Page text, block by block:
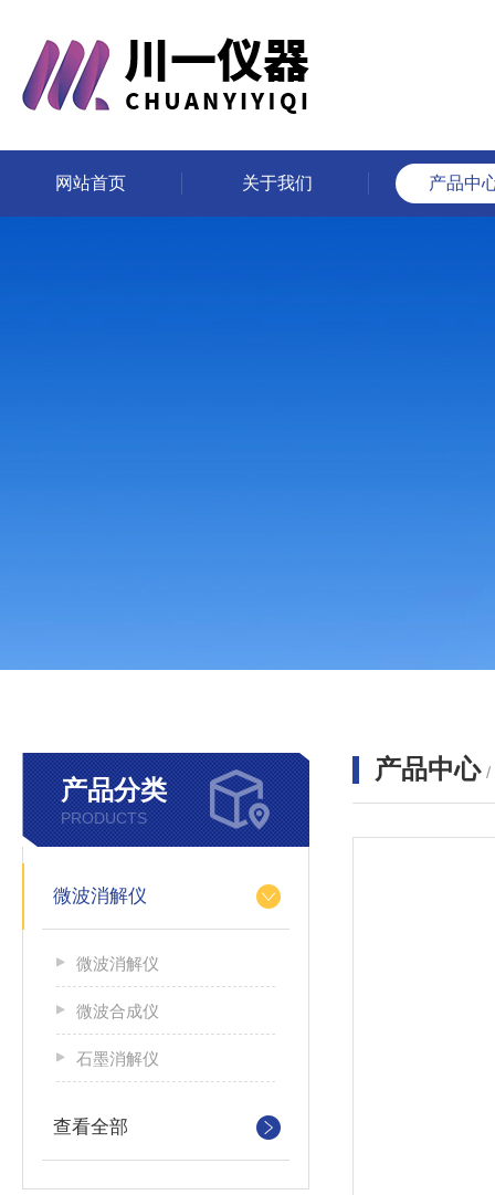
网站首页 关于我们 产品中
产品分类
PRODUCTS
微波消解仪
微波消解仪
微波合成仪
石墨消解仪
查看全部
产品中心 /